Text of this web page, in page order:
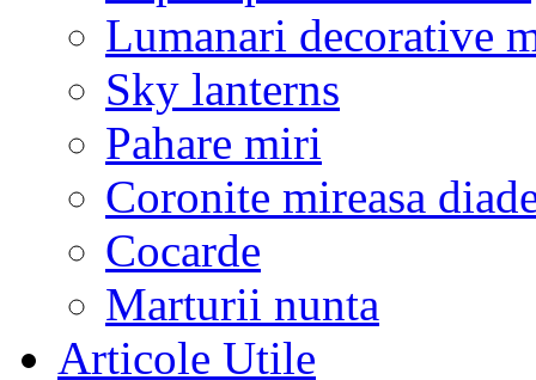
Lumanari decorative
Sky lanterns
Pahare miri
Coronite mireasa
Cocarde
Marturii nunta
Articole Utile